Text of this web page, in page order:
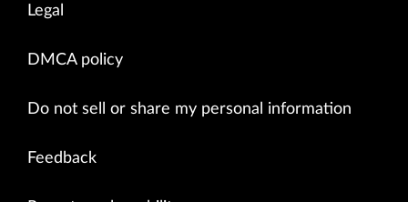
Legal
DMCA policy
Do not sell or share my personal information
Feedback